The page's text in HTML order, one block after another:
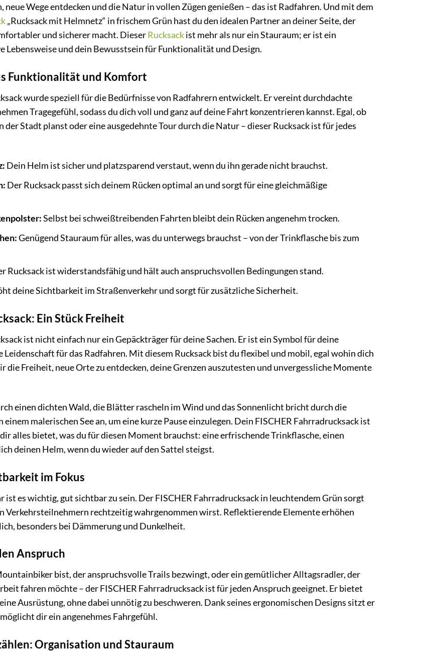
neue Wege entdecken und die Natur in vollen Zügen genießen – das ist Radfahren. Und mit dem
„Rucksack mit Helmnetz“ in frischem Grün hast du den idealen Partner an deiner Seite, der
und sicherer macht. DieserRucksackist mehr als nur ein Stauraum; er ist ein
Lebensweise und dein Bewusstsein für Funktionalität und Design.
Funktionalität und Komfort
wurde speziell für die Bedürfnisse von Radfahrern entwickelt. Er vereint durchdachte
Tragegefühl, sodass du dich voll und ganz auf deine Fahrt konzentrieren kannst. Egal, ob
Stadt planst oder eine ausgedehnte Tour durch die Natur – dieser Rucksack ist für jedes
Dein Helm ist sicher und platzsparend verstaut, wenn du ihn gerade nicht brauchst.
Der Rucksack passt sich deinem Rücken optimal an und sorgt für eine gleichmäßige
Selbst bei schweißtreibenden Fahrten bleibt dein Rücken angenehm trocken.
Genügend Stauraum für alles, was du unterwegs brauchst – von der Trinkflasche bis zum
Rucksack ist widerstandsfähig und hält auch anspruchsvollen Bedingungen stand.
deine Sichtbarkeit im Straßenverkehr und sorgt für zusätzliche Sicherheit.
Ein Stück Freiheit
ist nicht einfach nur ein Gepäckträger für deine Sachen. Er ist ein Symbol für deine
Leidenschaft für das Radfahren. Mit diesem Rucksack bist du flexibel und mobil, egal wohin dich
die Freiheit, neue Orte zu entdecken, deine Grenzen auszutesten und unvergessliche Momente
einen dichten Wald, die Blätter rascheln im Wind und das Sonnenlicht bricht durch die
malerischen See an, um eine kurze Pause einzulegen. Dein FISCHER Fahrradrucksack ist
alles bietet, was du für diesen Moment brauchst: eine erfrischende Trinkflasche, einen
deinen Helm, wenn du wieder auf den Sattel steigst.
im Fokus
ist es wichtig, gut sichtbar zu sein. Der FISCHER Fahrradrucksack in leuchtendem Grün sorgt
Verkehrsteilnehmern rechtzeitig wahrgenommen wirst. Reflektierende Elemente erhöhen
besonders bei Dämmerung und Dunkelheit.
Anspruch
bist, der anspruchsvolle Trails bezwingt, oder ein gemütlicher Alltagsradler, der
fahren möchte – der FISCHER Fahrradrucksack ist für jeden Anspruch geeignet. Er bietet
Ausrüstung, ohne dabei unnötig zu beschweren. Dank seines ergonomischen Designs sitzt er
dir ein angenehmes Fahrgefühl.
Organisation und Stauraum